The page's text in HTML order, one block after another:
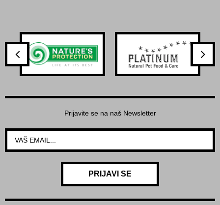
Prijavite se na naš Newsletter
PRIJAVI SE